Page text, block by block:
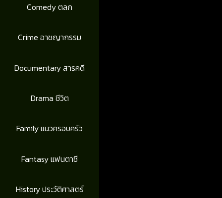
Comedy ตลก
Crime อาชญากรรม
Documentary สารคดี
Drama ชีวิต
Family แนวครอบครัว
Fantasy แฟนตาซี
History ประวัติศาสตร์